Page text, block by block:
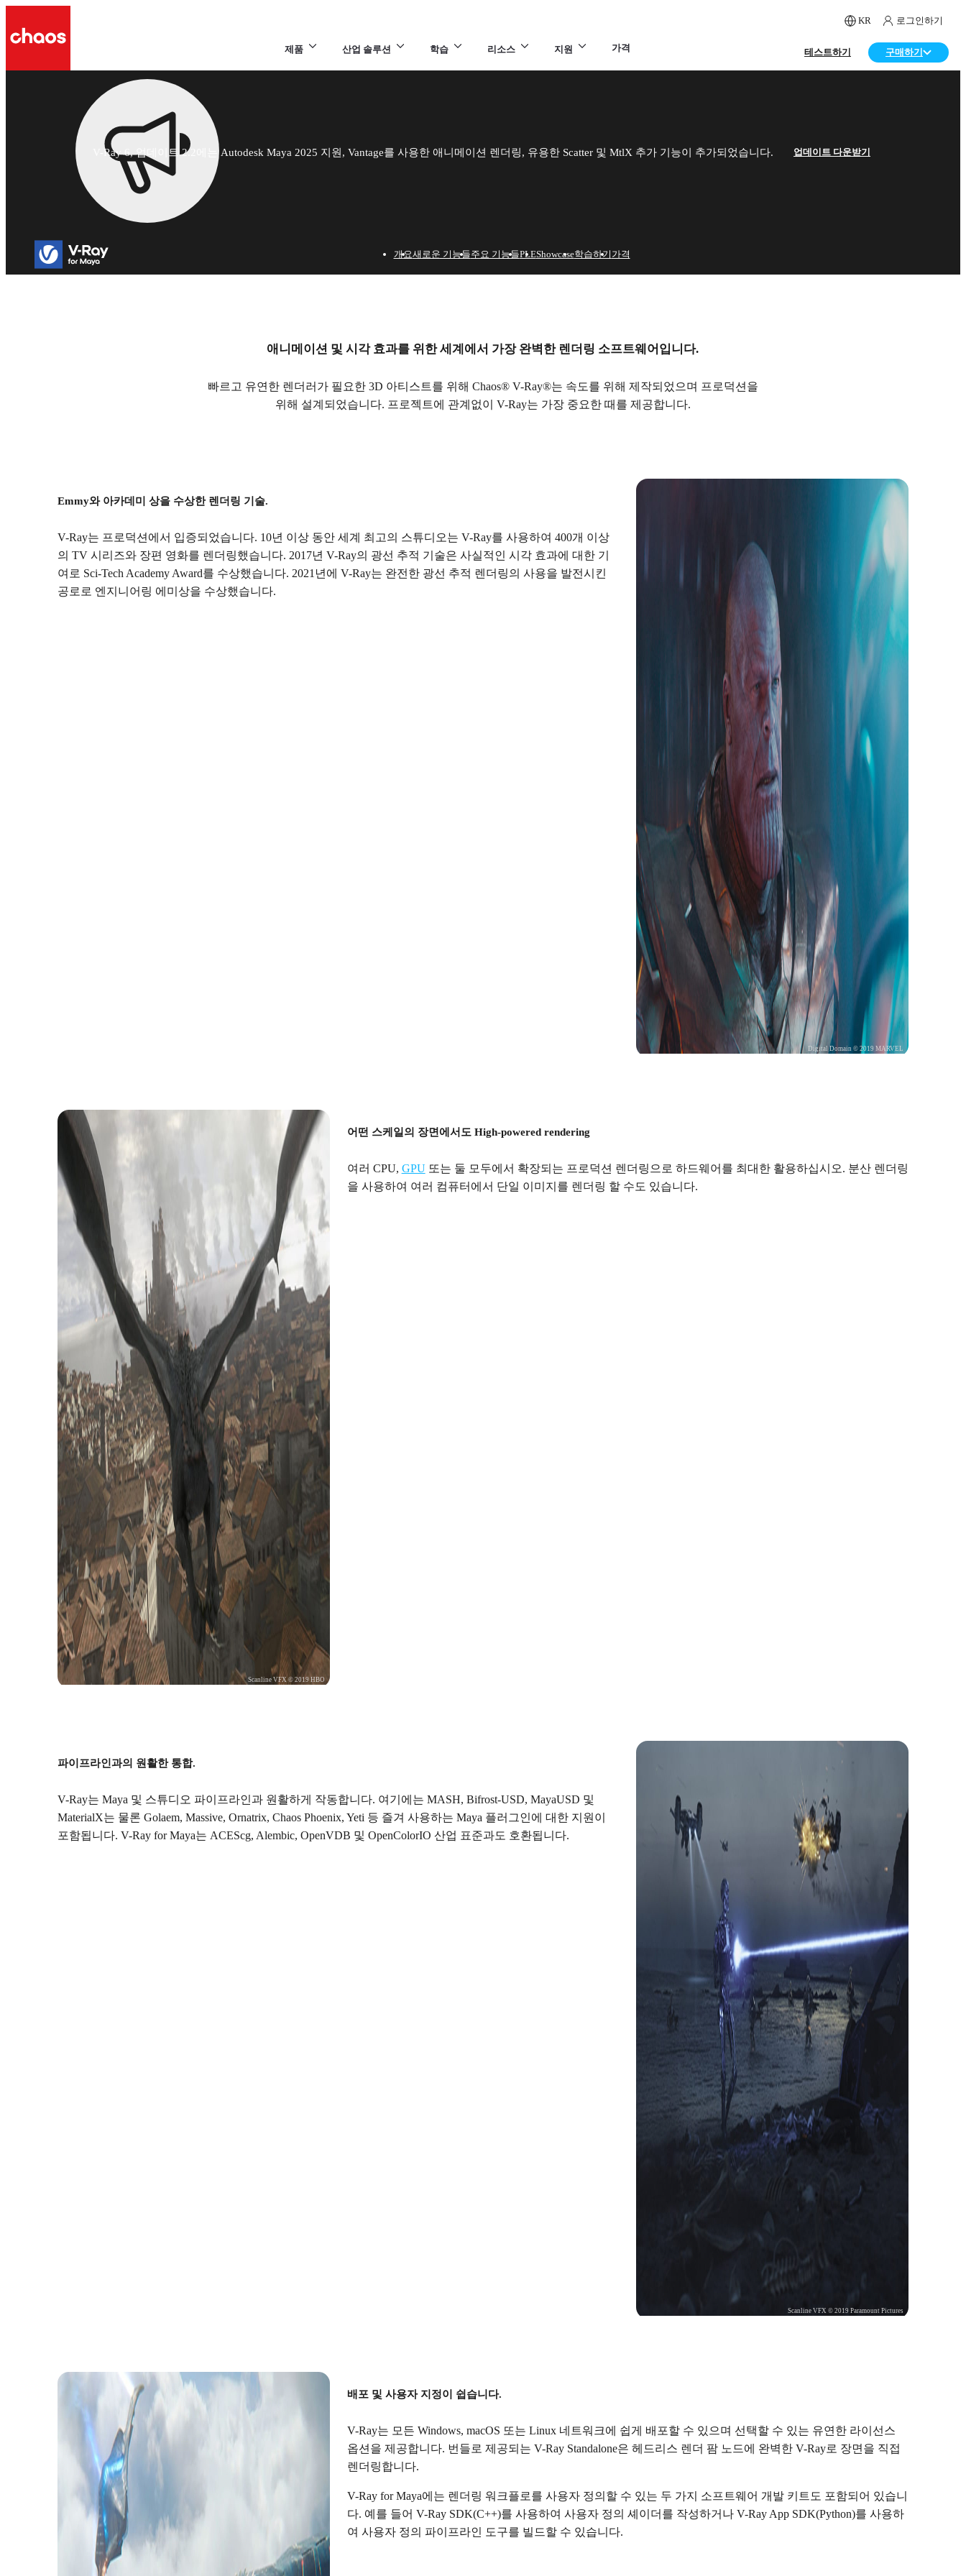
KR 로그인하기
제품 산업 솔루션 학습 리소스 지원 가격 테스트하기 구매하기
V-Ray 6, 업데이트 2.2에는 Autodesk Maya 2025 지원, Vantage를 사용한 애니메이션 렌더링, 유용한 Scatter 및 MtlX 추가 기능이 추가되었습니다. 업데이트 다운받기
지금 구매하기
개요새로운 기능들주요 기능들PLEShowcase학습하기 가격
애니메이션 및 시각 효과를 위한 세계에서 가장 완벽한 렌더링 소프트웨어입니다.
빠르고 유연한 렌더러가 필요한 3D 아티스트를 위해 Chaos® V-Ray®는 속도를 위해 제작되었으며 프로덕션을
위해 설계되었습니다. 프로젝트에 관계없이 V-Ray는 가장 중요한 때를 제공합니다.
Digital Domain © 2019 MARVEL
Emmy와 아카데미 상을 수상한 렌더링 기술.
V-Ray는 프로덕션에서 입증되었습니다. 10년 이상 동안 세계 최고의 스튜디오는 V-Ray를 사용하여 400개 이상
의 TV 시리즈와 장편 영화를 렌더링했습니다. 2017년 V-Ray의 광선 추적 기술은 사실적인 시각 효과에 대한 기
여로 Sci-Tech Academy Award를 수상했습니다. 2021년에 V-Ray는 완전한 광선 추적 렌더링의 사용을 발전시킨
공로로 엔지니어링 에미상을 수상했습니다.
Scanline VFX © 2019 HBO
어떤 스케일의 장면에서도 High-powered rendering
여러 CPU, GPU 또는 둘 모두에서 확장되는 프로덕션 렌더링으로 하드웨어를 최대한 활용하십시오. 분산 렌더링
을 사용하여 여러 컴퓨터에서 단일 이미지를 렌더링 할 수도 있습니다.
Scanline VFX © 2019 Paramount Pictures
파이프라인과의 원활한 통합.
V-Ray는 Maya 및 스튜디오 파이프라인과 원활하게 작동합니다. 여기에는 MASH, Bifrost-USD, MayaUSD 및
MaterialX는 물론 Golaem, Massive, Ornatrix, Chaos Phoenix, Yeti 등 즐겨 사용하는 Maya 플러그인에 대한 지원이
포함됩니다. V-Ray for Maya는 ACEScg, Alembic, OpenVDB 및 OpenColorIO 산업 표준과도 호환됩니다.
배포 및 사용자 지정이 쉽습니다.
V-Ray는 모든 Windows, macOS 또는 Linux 네트워크에 쉽게 배포할 수 있으며 선택할 수 있는 유연한 라이선스
옵션을 제공합니다. 번들로 제공되는 V-Ray Standalone은 헤드리스 렌더 팜 노드에 완벽한 V-Ray로 장면을 직접
렌더링합니다.
V-Ray for Maya에는 렌더링 워크플로를 사용자 정의할 수 있는 두 가지 소프트웨어 개발 키트도 포함되어 있습니
다. 예를 들어 V-Ray SDK(C++)를 사용하여 사용자 정의 셰이더를 작성하거나 V-Ray App SDK(Python)를 사용하
여 사용자 정의 파이프라인 도구를 빌드할 수 있습니다.